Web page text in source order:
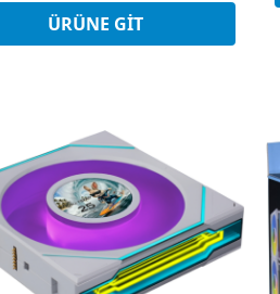
Peşin Fiyatına 3 Taksit
ÜRÜNE GIT